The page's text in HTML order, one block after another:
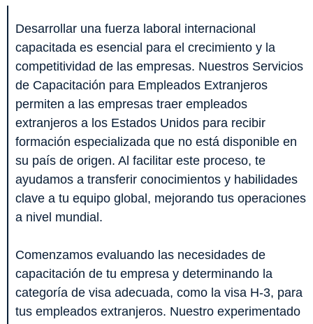
Desarrollar una fuerza laboral internacional
capacitada es esencial para el crecimiento y la
competitividad de las empresas. Nuestros Servicios
de Capacitación para Empleados Extranjeros
permiten a las empresas traer empleados
extranjeros a los Estados Unidos para recibir
formación especializada que no está disponible en
su país de origen. Al facilitar este proceso, te
ayudamos a transferir conocimientos y habilidades
clave a tu equipo global, mejorando tus operaciones
a nivel mundial.
Comenzamos evaluando las necesidades de
capacitación de tu empresa y determinando la
categoría de visa adecuada, como la visa H-3, para
tus empleados extranjeros. Nuestro experimentado